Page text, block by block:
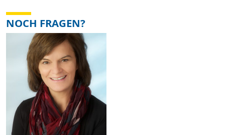
NOCH FRAGEN?